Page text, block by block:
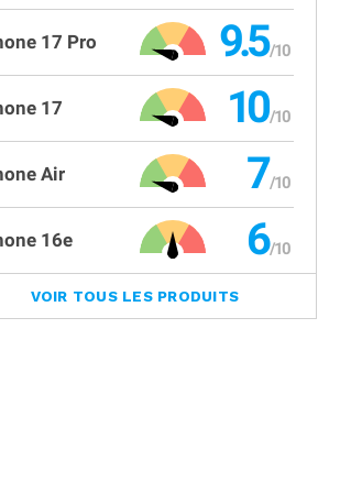
17 Pro 9.5
17 10
Air 7
16e 6
VOIR TOUS LES PRODUITS